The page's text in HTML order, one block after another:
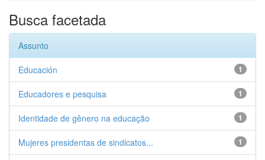
Busca facetada
Assunto
1
Educación
1
Educadores e pesquisa
1
Identidade de gênero na educação
1
Mujeres presidentas de sindicatos...